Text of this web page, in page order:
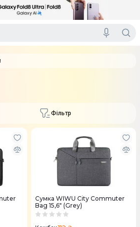
Фільтр
Сумка WIWU City Commuter
Bag 15,6" (Grey)